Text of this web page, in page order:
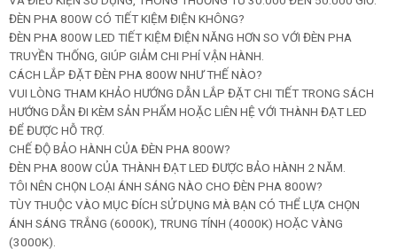
ĐÈN PHA 800W CÓ TIẾT KIỆM ĐIỆN KHÔNG?
ĐÈN PHA 800W LED TIẾT KIỆM ĐIỆN NĂNG HƠN SO VỚI ĐÈN PHA
TRUYỀN THỐNG, GIÚP GIẢM CHI PHÍ VẬN HÀNH.
CÁCH LẮP ĐẶT ĐÈN PHA 800W NHƯ THẾ NÀO?
VUI LÒNG THAM KHẢO HƯỚNG DẪN LẮP ĐẶT CHI TIẾT TRONG SÁCH
HƯỚNG DẪN ĐI KÈM SẢN PHẨM HOẶC LIÊN HỆ VỚI THÀNH ĐẠT LED
ĐỂ ĐƯỢC HỖ TRỢ.
CHẾ ĐỘ BẢO HÀNH CỦA ĐÈN PHA 800W?
ĐÈN PHA 800W CỦA THÀNH ĐẠT LED ĐƯỢC BẢO HÀNH 2 NĂM.
TÔI NÊN CHỌN LOẠI ÁNH SÁNG NÀO CHO ĐÈN PHA 800W?
TÙY THUỘC VÀO MỤC ĐÍCH SỬ DỤNG MÀ BẠN CÓ THỂ LỰA CHỌN
ÁNH SÁNG TRẮNG (6000K), TRUNG TÍNH (4000K) HOẶC VÀNG
(3000K).